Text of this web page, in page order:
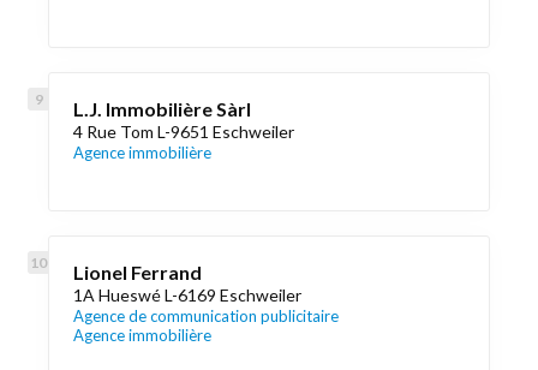
L.J. Immobilière Sàrl
4 Rue Tom L-9651 Eschweiler
Agence immobilière
Lionel Ferrand
1A Hueswé L-6169 Eschweiler
Agence de communication publicitaire
Agence immobilière